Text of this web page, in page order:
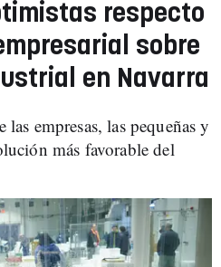
respecto
sobre
en Navarra
empresas, las pequeñas y
más favorable del